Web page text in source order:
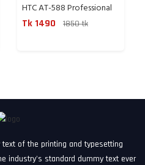
HTC AT-588 Professional
Rec...
Tk 1490
1850 tk
of the printing and typesetting
industry's standard dummy text ever